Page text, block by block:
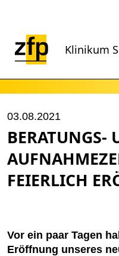
Klinikum
03.08.2021
BERATUNGS-
FEIERLICH
Vor ein paar Tagen
Eröffnung unseres